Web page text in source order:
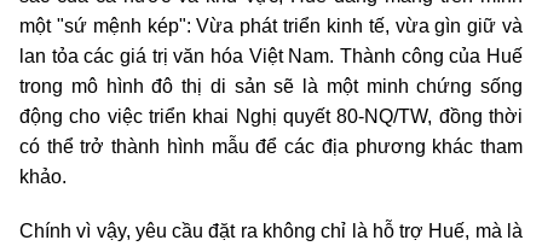
một "sứ mệnh kép": Vừa phát triển kinh tế, vừa gìn giữ và
lan tỏa các giá trị văn hóa Việt Nam. Thành công của Huế
trong mô hình đô thị di sản sẽ là một minh chứng sống
động cho việc triển khai Nghị quyết 80-NQ/TW, đồng thời
có thể trở thành hình mẫu để các địa phương khác tham
khảo.
Chính vì vậy, yêu cầu đặt ra không chỉ là hỗ trợ Huế, mà là